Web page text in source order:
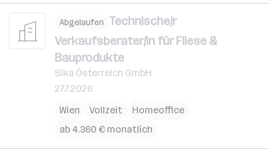
Abgelaufen Technische/r
Verkaufsberater/in für Fliese &
Bauprodukte
Sika Österreich GmbH
27.7.2026
Wien
Vollzeit
Homeoffice
ab 4.360 € monatlich